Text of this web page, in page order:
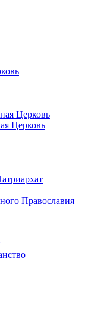
Церковь
Церковь
Православия